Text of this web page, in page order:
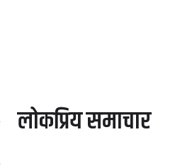
लोकप्रिय समाचार